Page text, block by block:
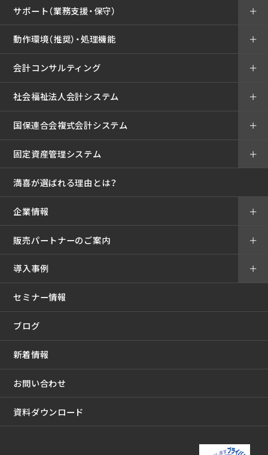
サポート（業務支援・保守） ＋
動作環境（推奨）・処理機能 ＋
会計コンサルティング ＋
社会福祉法人会計システム ＋
国保連合会複式会計システム ＋
固定資産管理システム ＋
満喜が選ばれる理由とは？
企業情報 ＋
販売パートナーのご案内 ＋
導入事例
セミナー情報
＋
ブログ
新着情報
お問い合わせ
資料ダウンロード